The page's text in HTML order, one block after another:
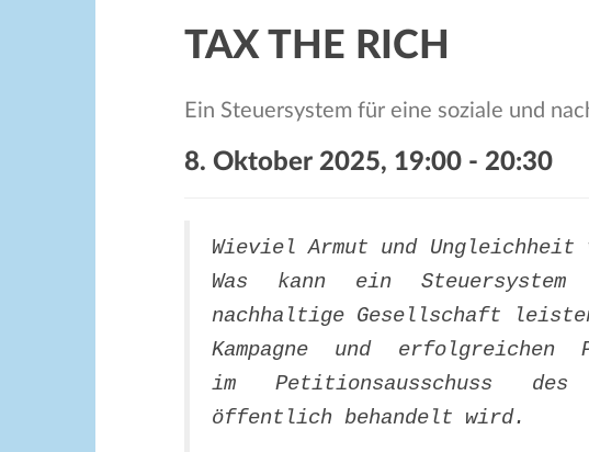
TAX THE RICH
Ein Steuersystem für eine soziale und
8. Oktober 2025, 19:00 - 20:30
Wieviel Armut und
Was kann ein
nachhaltige Gesellschaft
Kampagne und
im Petitionsausschuss des
öffentlich behandelt wird.